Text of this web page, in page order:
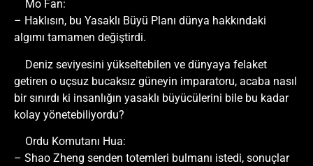
Mo Fan:
– Haklısın, bu Yasaklı Büyü Planı dünya hakkındaki
algımı tamamen değiştirdi.
Deniz seviyesini yükseltebilen ve dünyaya felaket
getiren o uçsuz bucaksız güneyin imparatoru, acaba nasıl
bir sınırdı ki insanlığın yasaklı büyücülerini bile bu kadar
kolay yönetebiliyordu?
Ordu Komutanı Hua:
– Shao Zheng senden totemleri bulmanı istedi, sonuçlar